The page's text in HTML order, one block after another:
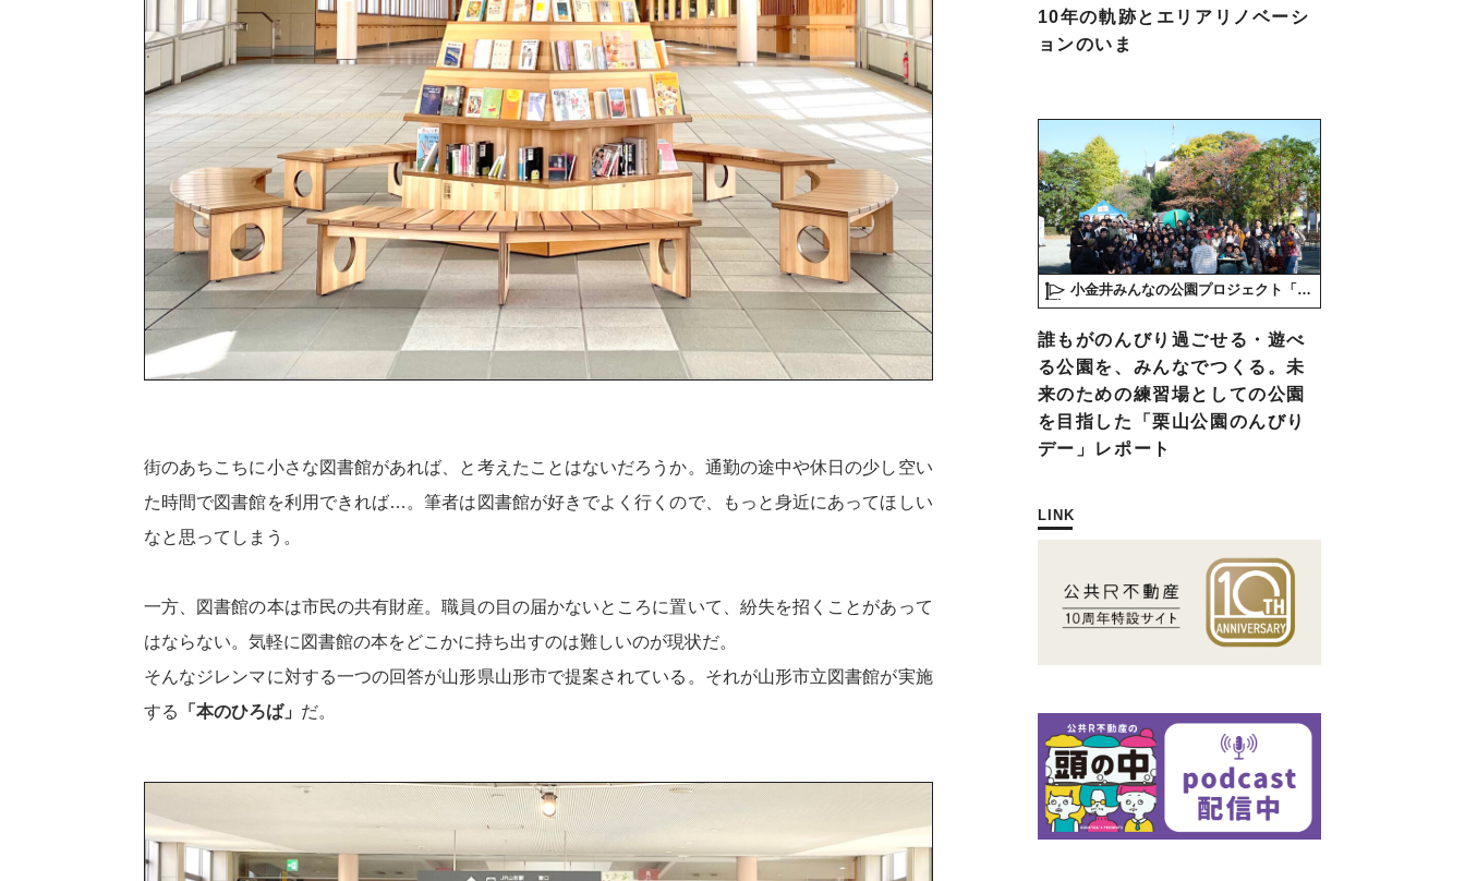
街のあちこちに小さな図書館があれば、と考えたことはないだろうか。通勤の途中や休日の少し空い
た時間で図書館を利用できれば…。筆者は図書館が好きでよく行くので、もっと身近にあってほしい
なと思ってしまう。
一方、図書館の本は市民の共有財産。職員の目の届かないところに置いて、紛失を招くことがあって
はならない。気軽に図書館の本をどこかに持ち出すのは難しいのが現状だ。
そんなジレンマに対する一つの回答が山形県山形市で提案されている。それが山形市立図書館が実施
する
「本のひろば」 だ。
10年の軌跡とエリアリノベーシ
ョンのいま
小金井みんなの公園プロジェクト「play here」
誰もがのんびり過ごせる・遊べ
る公園を、みんなでつくる。未
来のための練習場としての公園
を目指した「栗山公園のんびり
デー」レポート
LINK